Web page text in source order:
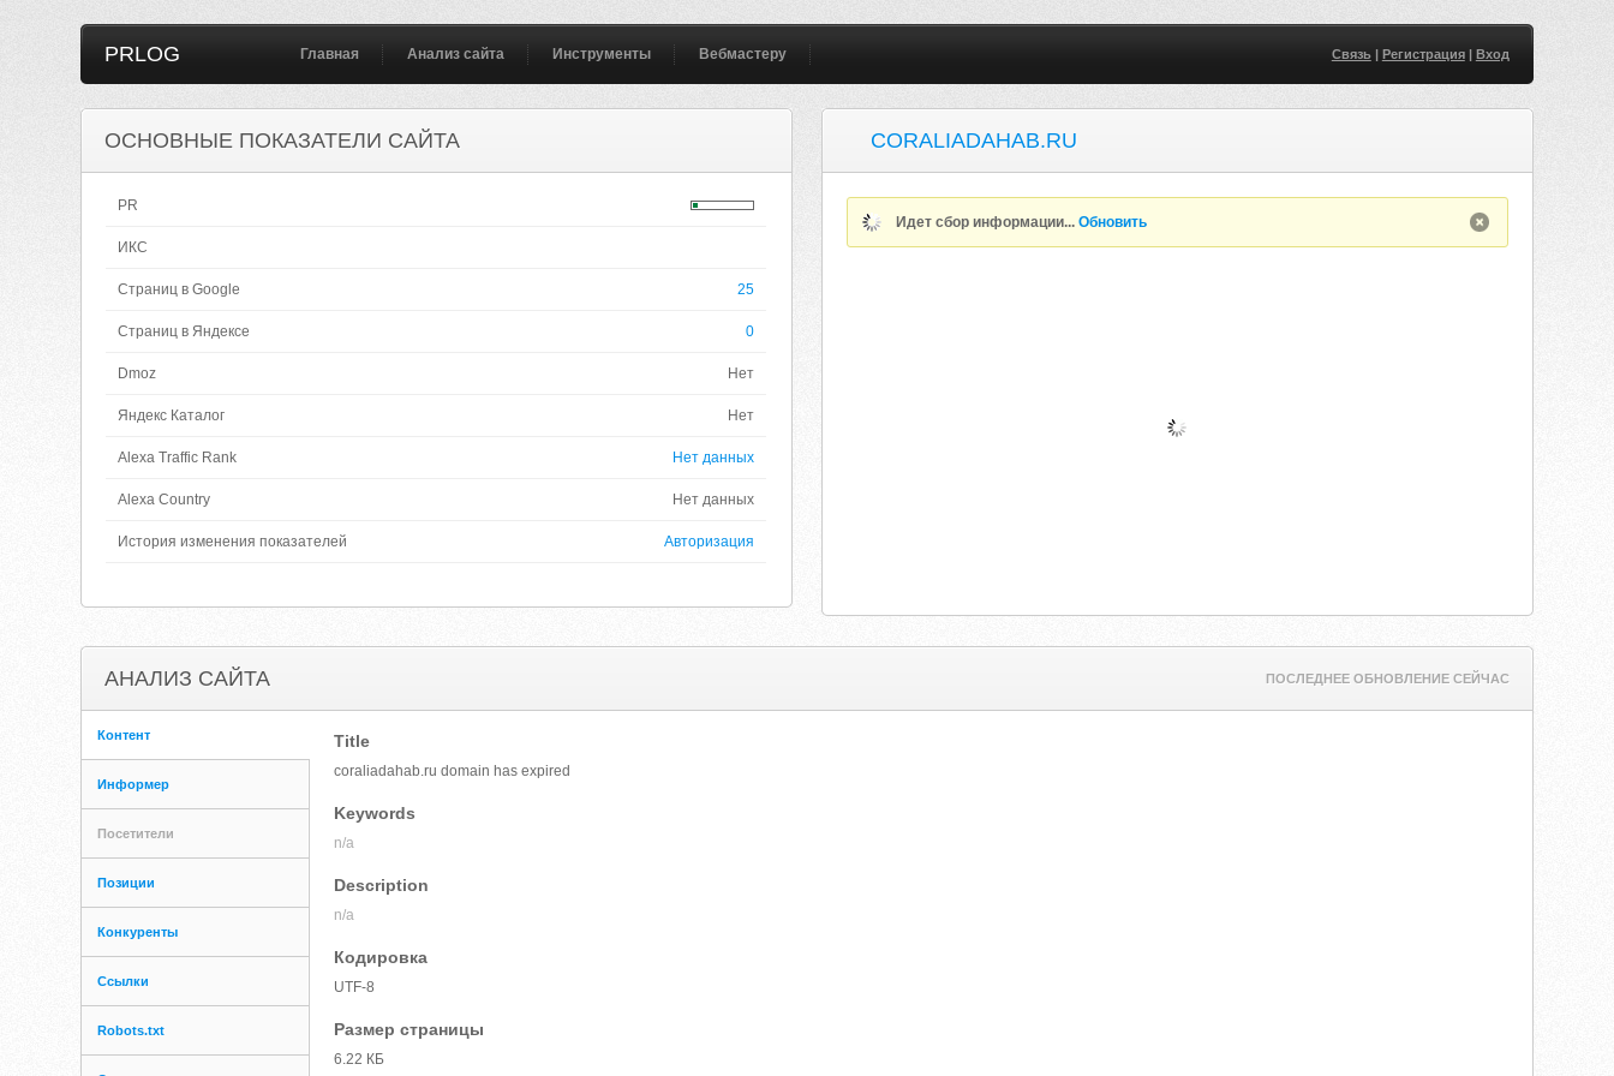
PRLOG Главная Анализ сайта Инструменты Вебмастеру Связь| Регистрация| Вход
ОСНОВНЫЕ ПОКАЗАТЕЛИ САЙТА
PR
ИКС
Страниц в Google 25
Страниц в Яндексе 0
Dmoz Нет
Яндекс Каталог Нет
Alexa Traffic Rank Нет данных
Alexa Country Нет данных
История изменения показателей Авторизация
CORALIADAHAB.RU
Идет сбор информации...Обновить
АНАЛИЗ САЙТА ПОСЛЕДНЕЕ ОБНОВЛЕНИЕ СЕЙЧАС
Контент
Информер
Посетители
Позиции
Конкуренты
Ссылки
Robots.txt
Title
coraliadahab.ru domain has expired
Keywords
n/a
Description
n/a
Кодировка
UTF-8
Размер страницы
6.22 КБ